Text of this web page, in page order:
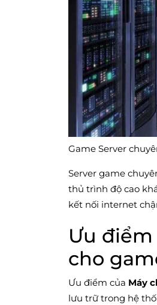
Game Server
Server game
thủ trình độ cao
kết nối internet
Ưu
cho
Ưu điểm của Máy
lưu trữ trong hệ